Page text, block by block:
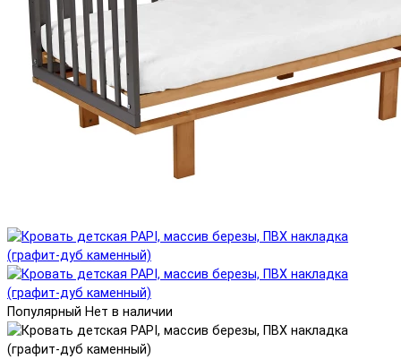
Популярный Нет в наличии